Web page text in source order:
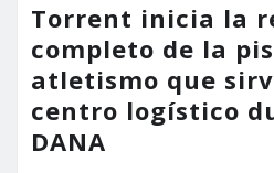
Torrent inicia la
completo de la
atletismo que
centro logístico
DANA